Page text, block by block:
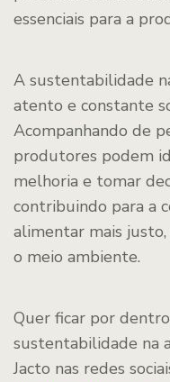
essenciais para a
A sustentabilidade
atento e constante
Acompanhando de
produtores podem
melhoria e tomar
contribuindo para a
alimentar mais
o meio ambiente.
Quer ficar por
sustentabilidade na
Jacto nas redes